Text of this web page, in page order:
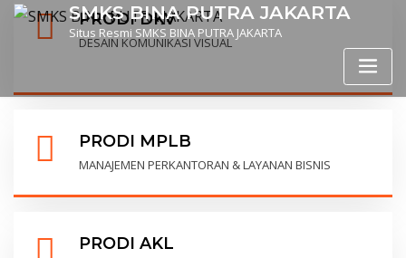
SMKS BINA PUTRA JAKARTA
Situs Resmi SMKS BINA PUTRA JAKARTA
PRODI DKV
DESAIN KOMUNIKASI VISUAL
PRODI MPLB
MANAJEMEN PERKANTORAN & LAYANAN BISNIS
PRODI AKL